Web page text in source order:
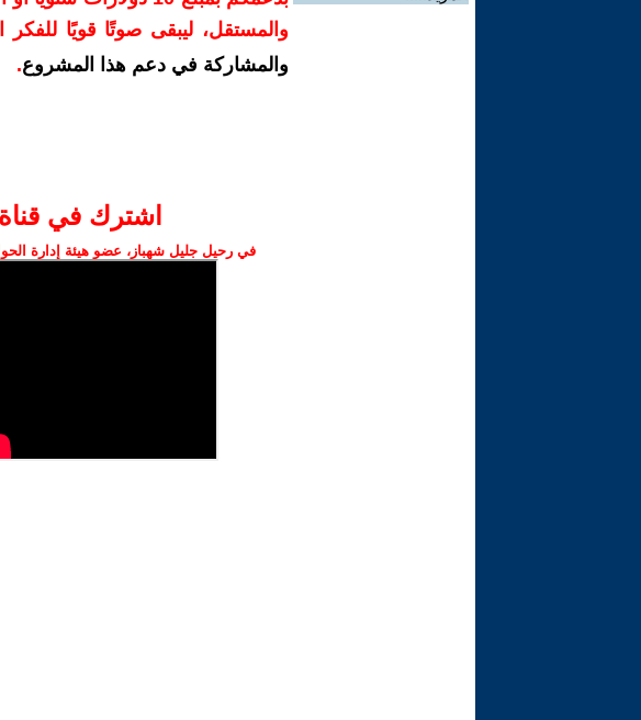
والمستقل، ليبقى صوتًا قويًا للفكر
والمشاركة في دعم هذا المشروع.
اشترك في
في رحيل جليل شهباز، عضو هيئة إدارة